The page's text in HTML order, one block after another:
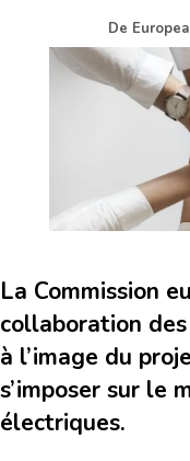
De
La Commission
collaboration
à l’image du
s’imposer sur le
électriques.